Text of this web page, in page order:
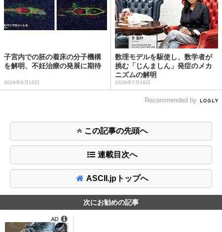
子宮内での胚の着床の分子機構
を解明、不妊治療の発展に期待
2026年6月15日
数理モデルを駆使し、数学者が
挑む「じんましん」発症のメカ
ニズムの解明
2026年7月16日
Recommended by
この記事の先頭へ
連載目次へ
ASCII.jpトップへ
次にお勧めの記事
AD